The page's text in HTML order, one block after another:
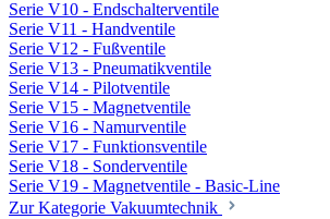
Serie V10 - Endschalterventile
Serie V11 - Handventile
Serie V12 - Fußventile
Serie V13 - Pneumatikventile
Serie V14 - Pilotventile
Serie V15 - Magnetventile
Serie V16 - Namurventile
Serie V17 - Funktionsventile
Serie V18 - Sonderventile
Serie V19 - Magnetventile - Basic-Line
Zur Kategorie Vakuumtechnik